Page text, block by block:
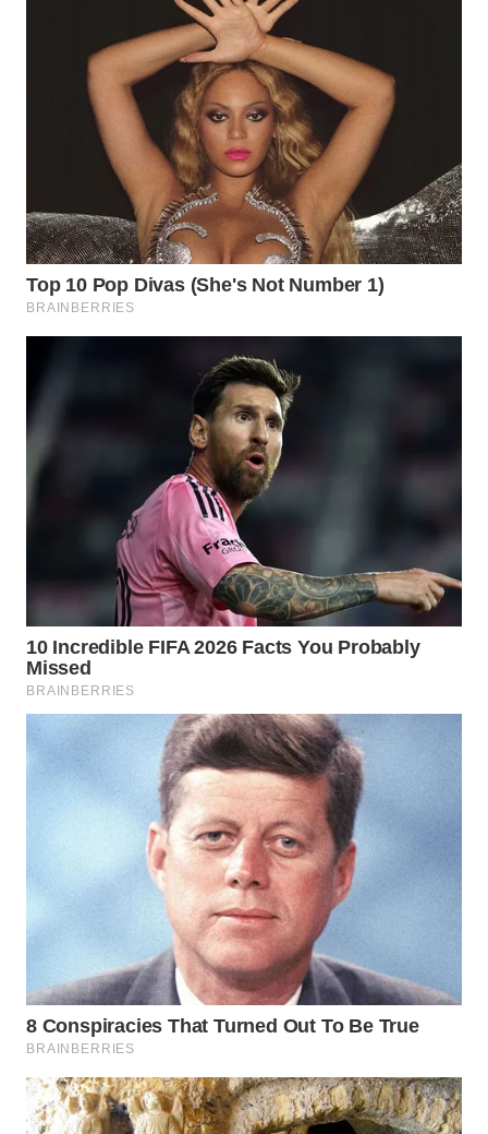
NUSANTARA
JATIM
WN
BALI
KALSEL
WN
KALTIM
WN
GORONTALO
MALUKU
WN
MALUT